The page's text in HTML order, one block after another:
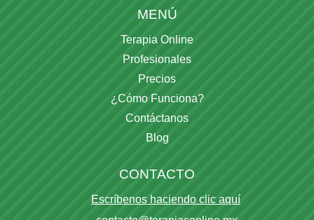
MENÚ
Terapia Online
Profesionales
Precios
¿Cómo Funciona?
Contáctanos
Blog
CONTACTO
Escríbenos haciendo clic aquí